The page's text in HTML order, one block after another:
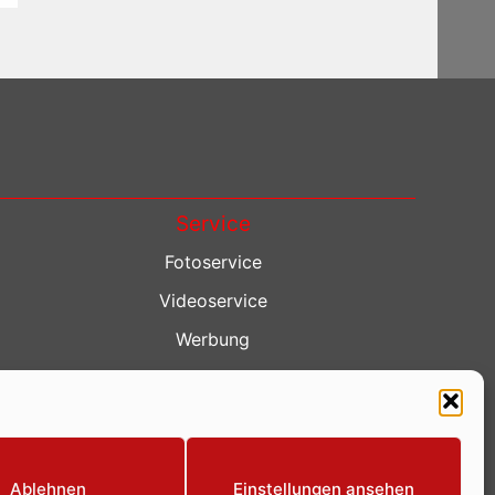
Ablehnen Einstellungen ansehen
Service
Fotoservice
Videoservice
Werbung